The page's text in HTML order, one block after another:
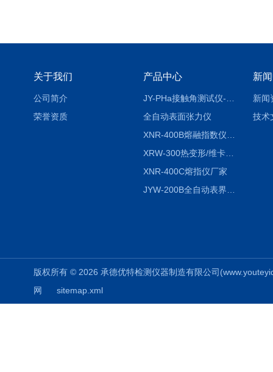
关于我们
公司简介
荣誉资质
产品中心
全自动表面张力仪
XRW-300热变形/维卡软化点温度测定仪
XNR-400C熔指仪厂家
新
新闻
技术
版权所有 © 2026 承德优特检测仪器制造有限公司
网
sitemap.xml